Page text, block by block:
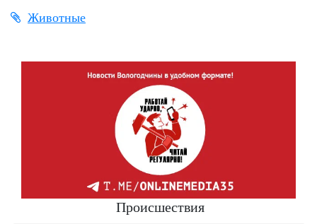
Животные
Происшествия